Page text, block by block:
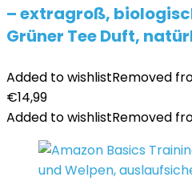
– extragroß,
Grüner Tee Duft,
Added to wishlistRemoved
€14,99
Added to wishlistRemoved